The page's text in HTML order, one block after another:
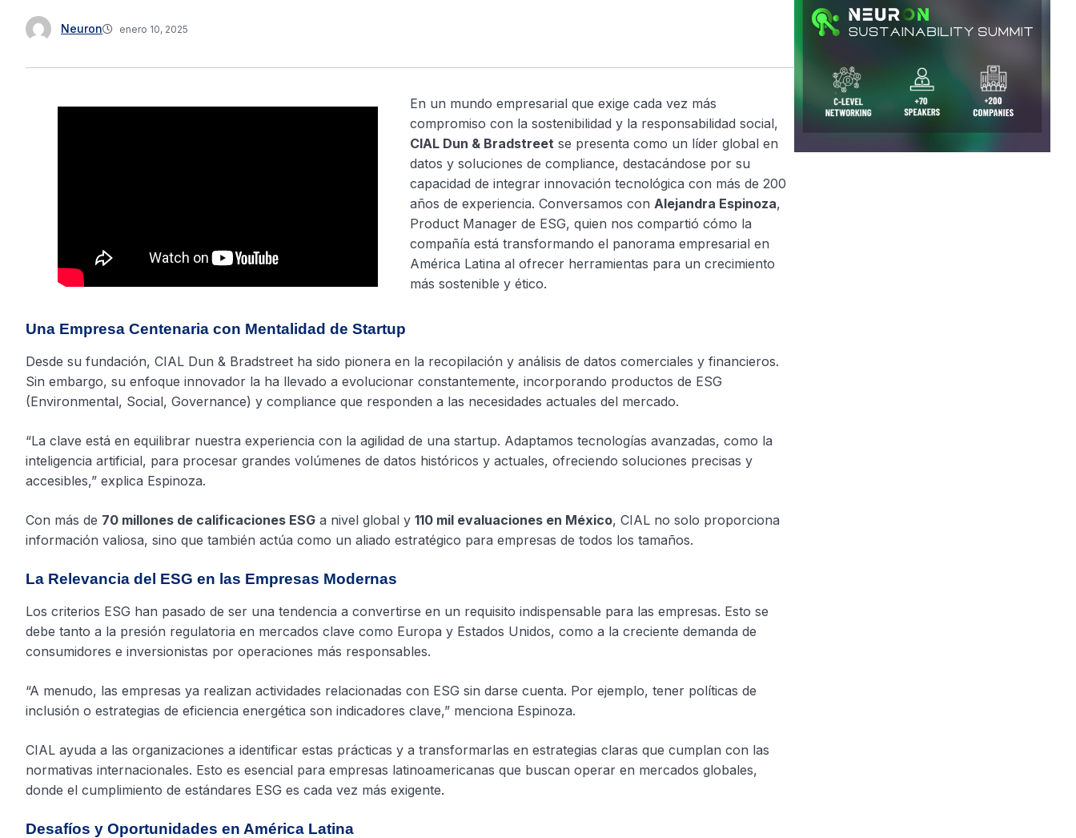
Neuron enero 10, 2025
En un mundo empresarial que exige cada vez más
compromiso con la sostenibilidad y la responsabilidad social,
CIAL Dun & Bradstreet se presenta como un líder global en
datos y soluciones de compliance, destacándose por su
capacidad de integrar innovación tecnológica con más de 200
años de experiencia. Conversamos con Alejandra Espinoza,
Product Manager de ESG, quien nos compartió cómo la
compañía está transformando el panorama empresarial en
América Latina al ofrecer herramientas para un crecimiento
más sostenible y ético.
Una Empresa Centenaria con Mentalidad de Startup
Desde su fundación, CIAL Dun & Bradstreet ha sido pionera en la recopilación y análisis de datos comerciales y financieros.
Sin embargo, su enfoque innovador la ha llevado a evolucionar constantemente, incorporando productos de ESG
(Environmental, Social, Governance) y compliance que responden a las necesidades actuales del mercado.
“La clave está en equilibrar nuestra experiencia con la agilidad de una startup. Adaptamos tecnologías avanzadas, como la
inteligencia artificial, para procesar grandes volúmenes de datos históricos y actuales, ofreciendo soluciones precisas y
accesibles,” explica Espinoza.
Con más de 70 millones de calificaciones ESG a nivel global y 110 mil evaluaciones en México, CIAL no solo proporciona
información valiosa, sino que también actúa como un aliado estratégico para empresas de todos los tamaños.
La Relevancia del ESG en las Empresas Modernas
Los criterios ESG han pasado de ser una tendencia a convertirse en un requisito indispensable para las empresas. Esto se
debe tanto a la presión regulatoria en mercados clave como Europa y Estados Unidos, como a la creciente demanda de
consumidores e inversionistas por operaciones más responsables.
“A menudo, las empresas ya realizan actividades relacionadas con ESG sin darse cuenta. Por ejemplo, tener políticas de
inclusión o estrategias de eficiencia energética son indicadores clave,” menciona Espinoza.
CIAL ayuda a las organizaciones a identificar estas prácticas y a transformarlas en estrategias claras que cumplan con las
normativas internacionales. Esto es esencial para empresas latinoamericanas que buscan operar en mercados globales,
donde el cumplimiento de estándares ESG es cada vez más exigente.
Desafíos y Oportunidades en América Latina